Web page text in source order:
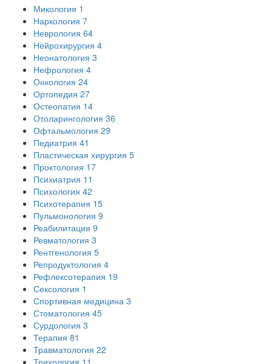
Микология 1
Наркология 7
Неврология 64
Нейрохирургия 4
Неонатология 3
Нефрология 4
Онкология 24
Ортопедия 27
Остеопатия 14
Отоларингология 36
Офтальмология 29
Педиатрия 41
Пластическая хирургия 5
Проктология 17
Психиатрия 11
Психология 42
Психотерапия 15
Пульмонология 9
Реабилитация 9
Ревматология 3
Рентгенология 5
Репродуктология 4
Рефлексотерапия 19
Сексология 1
Спортивная медицина 3
Стоматология 45
Сурдология 3
Терапия 81
Травматология 22
Трихология 11